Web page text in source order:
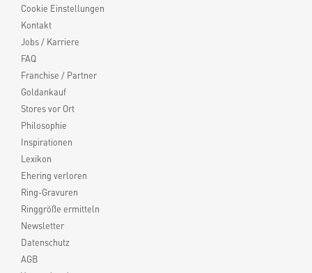
Cookie Einstellungen
Kontakt
Jobs / Karriere
FAQ
Franchise / Partner
Goldankauf
Stores vor Ort
Philosophie
Inspirationen
Lexikon
Ehering verloren
Ring-Gravuren
Ringgröße ermitteln
Newsletter
Datenschutz
AGB